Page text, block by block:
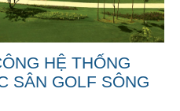
HỆ THỐNG
SÂN GOLF SÔNG